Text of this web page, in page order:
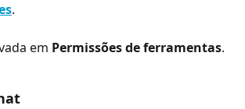
.
em Permissões de ferramentas.